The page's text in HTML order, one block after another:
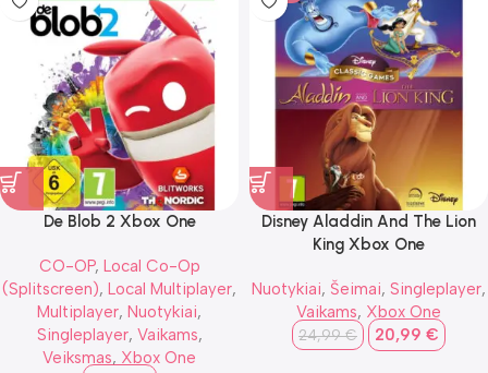
De Blob 2 Xbox One
CO-OP, Local Co-Op
(Splitscreen), Local Multiplayer,
Multiplayer, Nuotykiai,
Singleplayer, Vaikams,
Veiksmas, Xbox One
Disney Aladdin And The Lion
King Xbox One
Nuotykiai, Šeimai, Singleplayer,
Vaikams, Xbox One
24,99€ 20,99 €